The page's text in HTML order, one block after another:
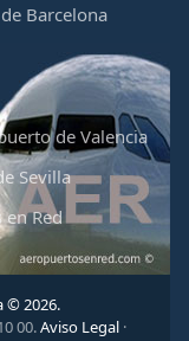
Barcelona
de Valencia
Sevilla
Red
© 2026.
00.Aviso Legal·